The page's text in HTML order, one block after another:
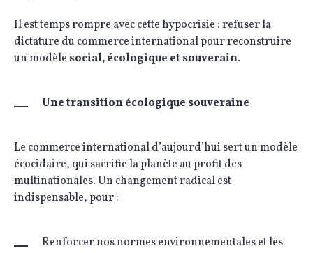
Il est temps rompre avec cette hypocrisie : refuser la
dictature du commerce international pour reconstruire
un modèle social, écologique et souverain.
Une transition écologique souveraine
Le commerce international d’aujourd’hui sert un modèle
écocidaire, qui sacrifie la planète au profit des
multinationales. Un changement radical est
indispensable, pour :
Renforcer nos normes environnementales et les